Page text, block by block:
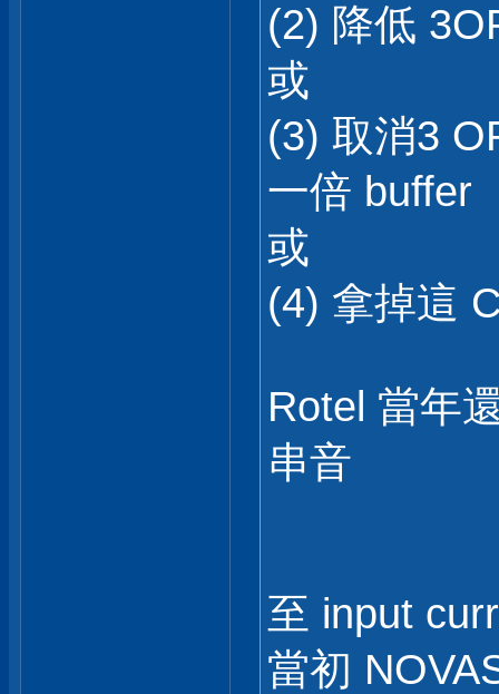
(2) 降低
或
(3) 取消3
一倍 buffer
或
(4) 拿掉這
Rotel 當年
串音
至 input
當初